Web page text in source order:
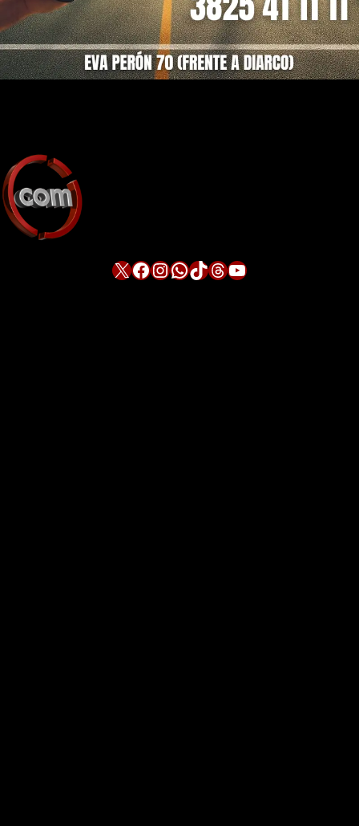
X Facebook InstagramWhatsApp TikTok Threads YouTube